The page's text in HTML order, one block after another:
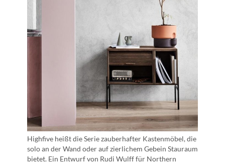
Highfive heißt die Serie zauberhafter Kastenmöbel, die
solo an der Wand oder auf zierlichem Gebein Stauraum
bietet. Ein Entwurf von Rudi Wulff für Northern